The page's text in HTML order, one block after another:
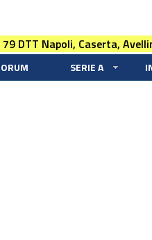
DTT Napoli, Caserta,
SERIE A